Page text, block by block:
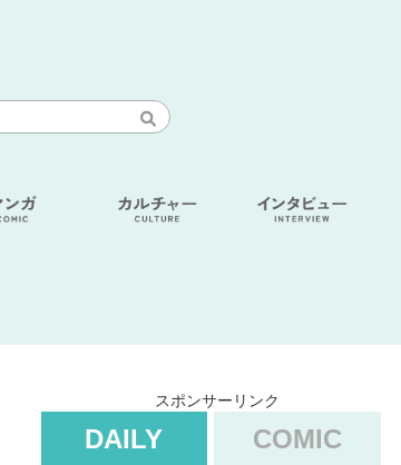
スポンサーリンク
DAILY COMIC